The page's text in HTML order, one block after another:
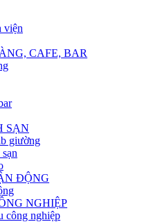
viện
CAFE, BAR
SẠN
giường
ĐỘNG
NGHIỆP
công nghiệp